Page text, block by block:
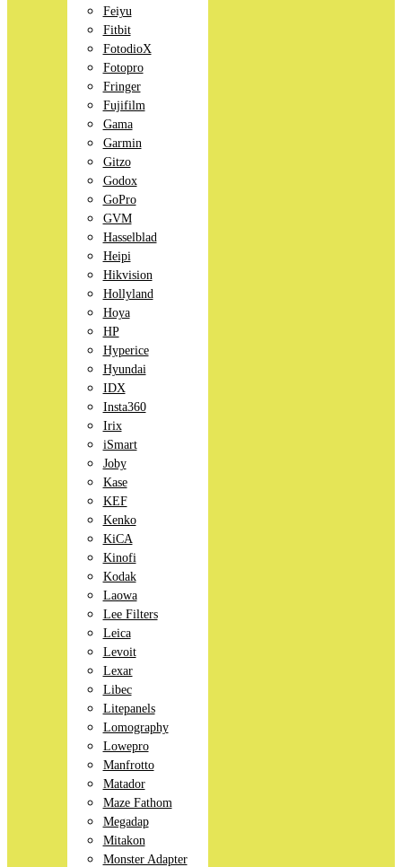
Feiyu
Fitbit
FotodioX
Fotopro
Fringer
Fujifilm
Gama
Garmin
Gitzo
Godox
GoPro
GVM
Hasselblad
Heipi
Hikvision
Hollyland
Hoya
HP
Hyperice
Hyundai
IDX
Insta360
Irix
iSmart
Joby
Kase
KEF
Kenko
KiCA
Kinofi
Kodak
Laowa
Lee Filters
Leica
Levoit
Lexar
Libec
Litepanels
Lomography
Lowepro
Manfrotto
Matador
Maze Fathom
Megadap
Mitakon
Monster Adapter